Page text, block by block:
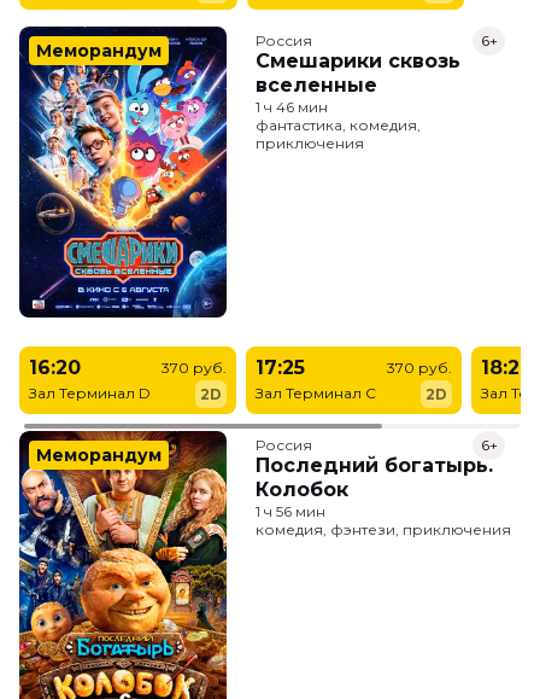
Меморандум Россия
Смешарики сквозь
вселенные
6+
1 ч 46 мин
фантастика, комедия,
приключения
16:20
Зал Терминал D
370 руб.
2D
17:25
Зал Терминал C
370 руб.
2D
18:20
Зал
Меморандум Россия
Последний богатырь.
Колобок
6+
1 ч 56 мин
комедия, фэнтези, приключения